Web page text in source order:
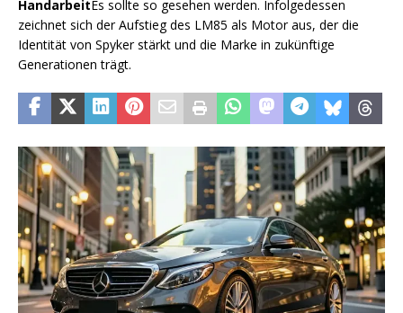
HandarbeitEs sollte so gesehen werden. Infolgedessen
zeichnet sich der Aufstieg des LM85 als Motor aus, der die
Identität von Spyker stärkt und die Marke in zukünftige
Generationen trägt.